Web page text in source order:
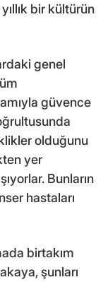
bir kültürün
genel
güvence
olduğunu
yer
Bunların
hastaları
birtakım
şunları